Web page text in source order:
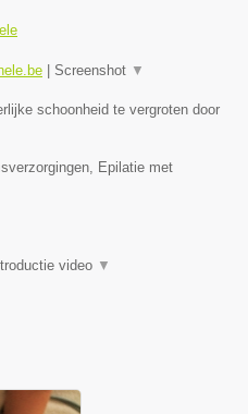
Screenshot ▼
schoonheid te vergroten door
Epilatie met
video ▼